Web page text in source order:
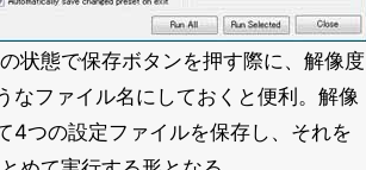
状態で保存ボタンを押す際に、解像度
なファイル名にしておくと便利。解像
4つの設定ファイルを保存し、それを